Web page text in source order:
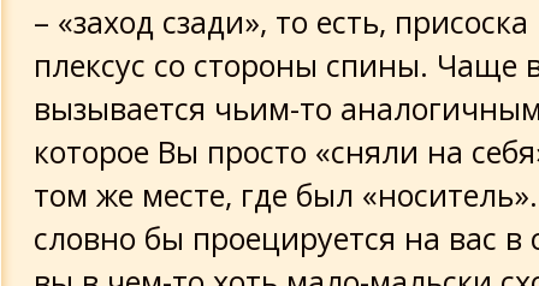
– «заход сзади», то есть,
плексус со стороны спины. Чаще
вызывается чьим-то
которое Вы просто «сняли на
том же месте, где был
словно бы проецируется на вас в